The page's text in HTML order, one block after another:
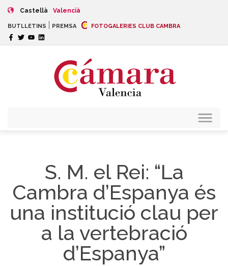
Castellà Valencià
BUTLLETINS PREMSA FOTOGALERIES CLUB CAMBRA
S. M. el Rei: “La
Cambra d’Espanya és
una institució clau per
a la vertebració
d’Espanya”